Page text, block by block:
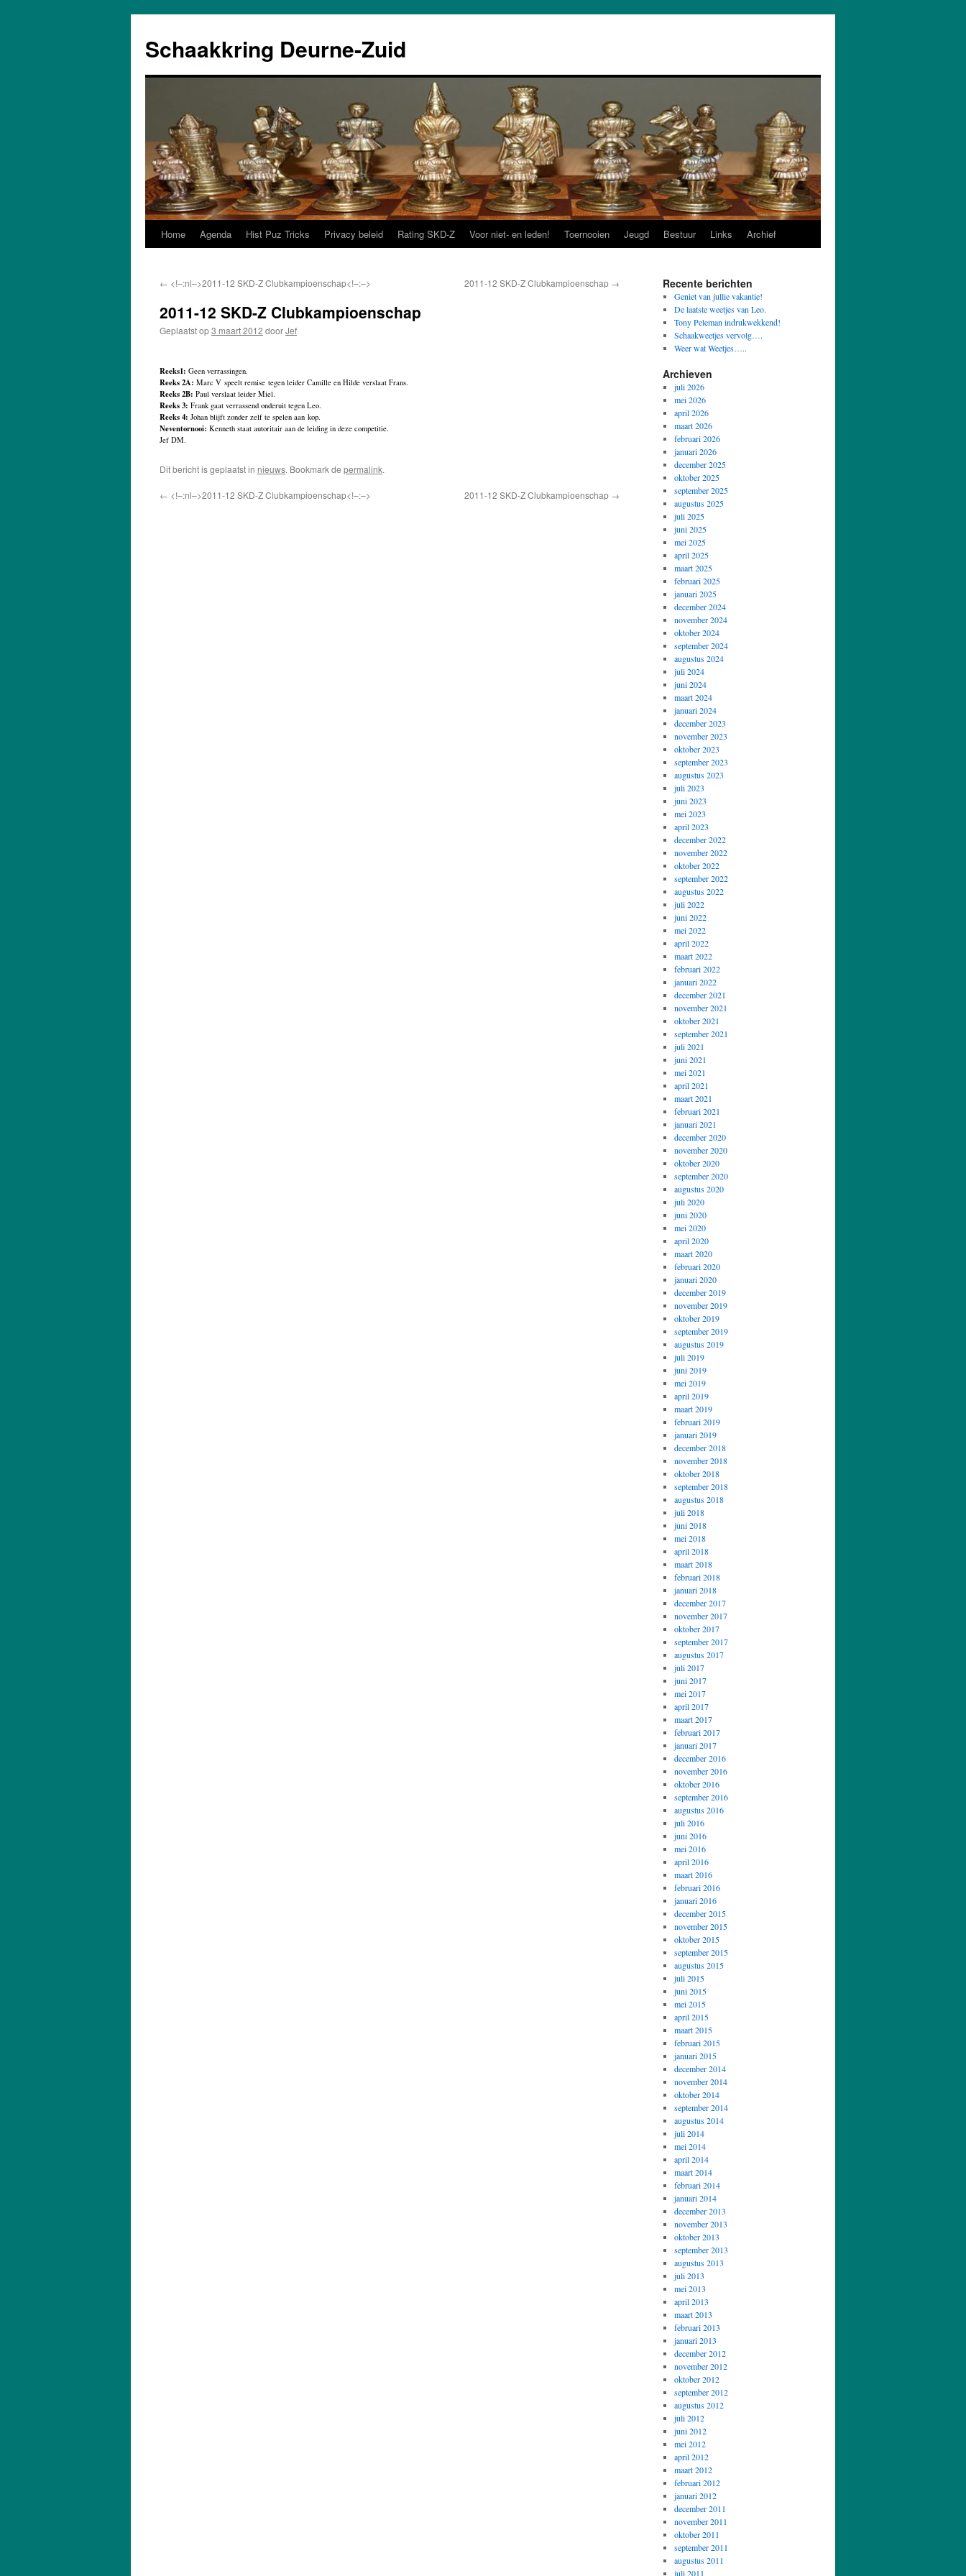
Schaakkring Deurne-Zuid
inhoud
Home Agenda Hist Puz Tricks Privacy beleid Rating SKD-Z Voor niet- en leden! Toernooien Jeugd Bestuur Links Archief
← <!–:nl–>2011-12 SKD-Z Clubkampioenschap<!–:–> 2011-12 SKD-Z Clubkampioenschap →
2011-12 SKD-Z Clubkampioenschap
Geplaatst op3 maart 2012 doorJef
Reeks1: Geen verrassingen.
Reeks 2A: Marc V speelt remise tegen leider Camille en Hilde verslaat Frans.
Reeks 2B: Paul verslaat leider Miel.
Reeks 3: Frank gaat verrassend onderuit tegen Leo.
Reeks 4: Johan blijft zonder zelf te spelen aan kop.
Neventornooi: Kenneth staat autoritair aan de leiding in deze competitie.
Jef DM.
Dit bericht is geplaatst in nieuws. Bookmark de permalink.
← <!–:nl–>2011-12 SKD-Z Clubkampioenschap<!–:–> 2011-12 SKD-Z Clubkampioenschap →
Recente berichten
Geniet van jullie vakantie!
De laatste weetjes van Leo.
Tony Peleman indrukwekkend!
Schaakweetjes vervolg….
Weer wat Weetjes…..
Archieven
juli 2026
mei 2026
april 2026
maart 2026
februari 2026
januari 2026
december 2025
oktober 2025
september 2025
augustus 2025
juli 2025
juni 2025
mei 2025
april 2025
maart 2025
februari 2025
januari 2025
december 2024
november 2024
oktober 2024
september 2024
augustus 2024
juli 2024
juni 2024
maart 2024
januari 2024
december 2023
november 2023
oktober 2023
september 2023
augustus 2023
juli 2023
juni 2023
mei 2023
april 2023
december 2022
november 2022
oktober 2022
september 2022
augustus 2022
juli 2022
juni 2022
mei 2022
april 2022
maart 2022
februari 2022
januari 2022
december 2021
november 2021
oktober 2021
september 2021
juli 2021
juni 2021
mei 2021
april 2021
maart 2021
februari 2021
januari 2021
december 2020
november 2020
oktober 2020
september 2020
augustus 2020
juli 2020
juni 2020
mei 2020
april 2020
maart 2020
februari 2020
januari 2020
december 2019
november 2019
oktober 2019
september 2019
augustus 2019
juli 2019
juni 2019
mei 2019
april 2019
maart 2019
februari 2019
januari 2019
december 2018
november 2018
oktober 2018
september 2018
augustus 2018
juli 2018
juni 2018
mei 2018
april 2018
maart 2018
februari 2018
januari 2018
december 2017
november 2017
oktober 2017
september 2017
augustus 2017
juli 2017
juni 2017
mei 2017
april 2017
maart 2017
februari 2017
januari 2017
december 2016
november 2016
oktober 2016
september 2016
augustus 2016
juli 2016
juni 2016
mei 2016
april 2016
maart 2016
februari 2016
januari 2016
december 2015
november 2015
oktober 2015
september 2015
augustus 2015
juli 2015
juni 2015
mei 2015
april 2015
maart 2015
februari 2015
januari 2015
december 2014
november 2014
oktober 2014
september 2014
augustus 2014
juli 2014
mei 2014
april 2014
maart 2014
februari 2014
januari 2014
december 2013
november 2013
oktober 2013
september 2013
augustus 2013
juli 2013
mei 2013
april 2013
maart 2013
februari 2013
januari 2013
december 2012
november 2012
oktober 2012
september 2012
augustus 2012
juli 2012
juni 2012
mei 2012
april 2012
maart 2012
februari 2012
januari 2012
december 2011
november 2011
oktober 2011
september 2011
augustus 2011
juli 2011